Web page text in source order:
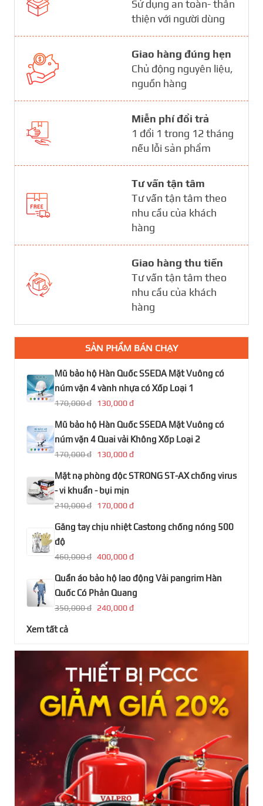
Sử dụng an toàn- thân
thiện với người dùng
Giao hàng đúng hẹn
Chủ động nguyên liệu,
nguồn hàng
Miễn phí đổi trả
1 đổi 1 trong 12 tháng
nếu lỗi sản phẩm
Tư vấn tận tâm
Tư vấn tận tâm theo
nhu cầu của khách
hàng
Giao hàng thu tiền
Tư vấn tận tâm theo
nhu cầu của khách
hàng
SẢN PHẨM BÁN CHẠY
Mũ bảo hộ Hàn Quốc SSEDA Mặt Vuông có
núm vặn 4 vành nhựa có Xốp Loại 1
170,000 đ 130,000 đ
Mũ bảo hộ Hàn Quốc SSEDA Mặt Vuông có
núm vặn 4 Quai vải Không Xốp Loại 2
170,000 đ 130,000 đ
Mặt nạ phòng độc STRONG ST-AX chống virus
- vi khuẩn - bụi mịn
210,000 đ 170,000 đ
Găng tay chịu nhiệt Castong chống nóng 500
độ
460,000 đ 400,000 đ
Quần áo bảo hộ lao động Vải pangrim Hàn
Quốc Có Phản Quang
350,000 đ 240,000 đ
Xem tất cả